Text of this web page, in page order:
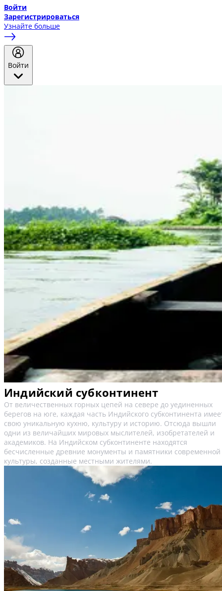
Войти
Зарегистрироваться
Узнайте больше
Войти
Индийский субконтинент
От величественных горных цепей на севере до уединенных
берегов на юге, каждая часть Индийского субконтинента
свою уникальную кухню, культуру и историю. Отсюда вышли
одни из величайших мировых мыслителей, изобретателей и
академиков. На Индийском субконтиненте находятся
бесчисленные древние монументы и памятники современной
культуры, созданные местными жителями.